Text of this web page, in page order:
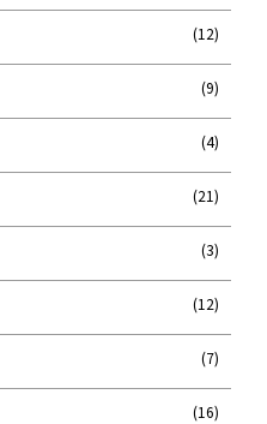
(12)
(9)
(4)
(21)
(3)
(12)
(7)
(16)